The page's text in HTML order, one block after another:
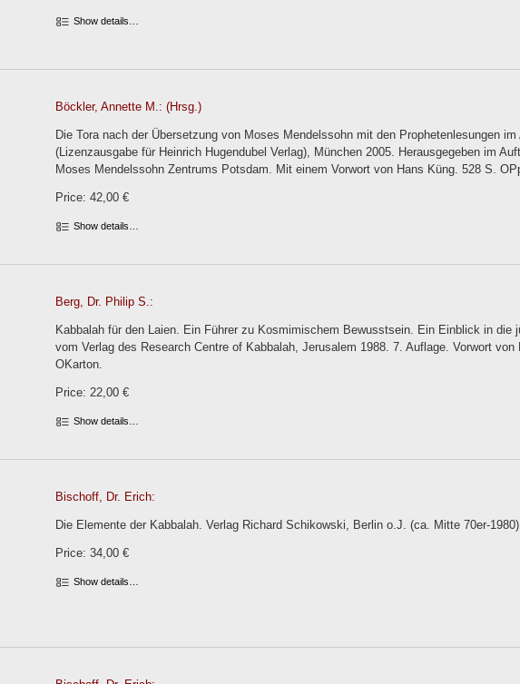
Show details…
Böckler, Annette M.: (Hrsg.)
Die Tora nach der Übersetzung von Moses Mendelssohn mit den Prophetenlesungen
(Lizenzausgabe für Heinrich Hugendubel Verlag), München 2005. Herausgegeben im
Moses Mendelssohn Zentrums Potsdam. Mit einem Vorwort von Hans Küng. 528 S.
Price: 42,00 €
Show details…
Berg, Dr. Philip S.:
Kabbalah für den Laien. Ein Führer zu Kosmimischem Bewusstsein. Ein Einblick in die
vom Verlag des Research Centre of Kabbalah, Jerusalem 1988. 7. Auflage. Vorwort
OKarton.
Price: 22,00 €
Show details…
Bischoff, Dr. Erich:
Die Elemente der Kabbalah. Verlag Richard Schikowski, Berlin o.J. (ca. Mitte 70er-
Price: 34,00 €
Show details…